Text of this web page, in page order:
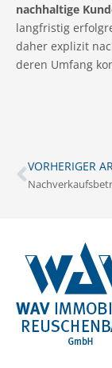
nachhaltige
langfristig
daher explizit
deren Umfang
VORHERIGER